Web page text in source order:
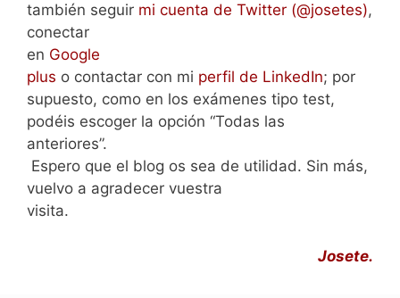
también seguir mi cuenta de Twitter (@josetes),
conectar
en Google
plus o contactar con mi perfil de LinkedIn; por
supuesto, como en los exámenes tipo test,
podéis escoger la opción “Todas las
anteriores”.
Espero que el blog os sea de utilidad. Sin más,
vuelvo a agradecer vuestra
visita.
Josete.